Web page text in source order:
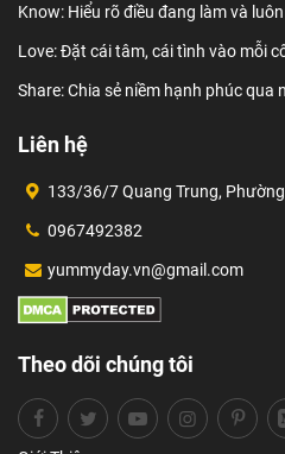
Know: Hiểu rõ điều đang làm và
Love: Đặt cái tâm, cái tình vào mỗi
Share: Chia sẻ niềm hạnh phúc qua
Liên hệ
133/36/7 Quang Trung,
0967492382
yummyday.vn@gmail.com
Theo dõi chúng tôi